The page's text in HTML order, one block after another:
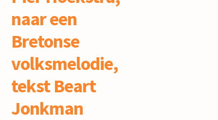
naar een
Bretonse
volksmelodie,
tekst Beart
Jonkman